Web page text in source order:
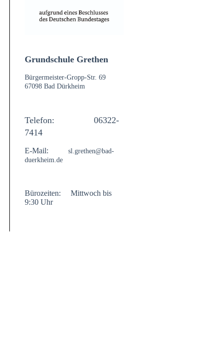
Grundschule Grethen
Bürgermeister-Gropp-Str. 69
67098 Bad Dürkheim
Telefon: 06322-
7414
E-Mail: sl.grethen@bad-
duerkheim.de
Bürozeiten: Mittwoch bis
9:30 Uhr